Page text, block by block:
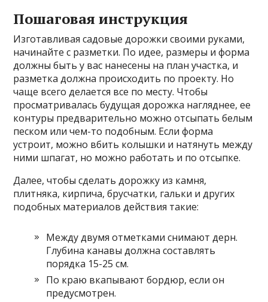
Пошаговая инструкция
Изготавливая садовые дорожки своими руками,
начинайте с разметки. По идее, размеры и форма
должны быть у вас нанесены на план участка, и
разметка должна происходить по проекту. Но
чаще всего делается все по месту. Чтобы
просматривалась будущая дорожка нагляднее, ее
контуры предварительно можно отсыпать белым
песком или чем-то подобным. Если форма
устроит, можно вбить колышки и натянуть между
ними шпагат, но можно работать и по отсыпке.
Далее, чтобы сделать дорожку из камня,
плитняка, кирпича, брусчатки, гальки и других
подобных материалов действия такие:
Между двумя отметками снимают дерн.
Глубина канавы должна составлять
порядка 15-25 см.
По краю вкапывают бордюр, если он
предусмотрен.